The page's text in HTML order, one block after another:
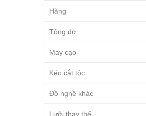
Hãng
Tông đơ
Máy cạo
Kéo cắt tóc
Đồ nghề khác
Lưỡi thay thế